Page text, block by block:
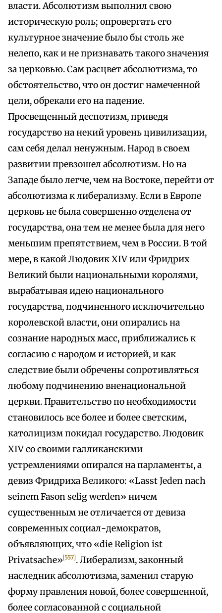
власти. Абсолютизм выполнил свою
историческую роль; опровергать его
культурное значение было бы столь же
нелепо, как и не признавать такого значения
за церковью. Сам расцвет абсолютизма, то
обстоятельство, что он достиг намеченной
цели, обрекали его на падение.
Просвещенный деспотизм, приведя
государство на некий уровень цивилизации,
сам себя делал ненужным. Народ в своем
развитии превзошел абсолютизм. Но на
Западе было легче, чем на Востоке, перейти от
абсолютизма к либерализму. Если в Европе
церковь не была совершенно отделена от
государства, она тем не менее была для него
меньшим препятствием, чем в России. В той
мере, в какой Людовик ХIV или Фридрих
Великий были национальными королями,
вырабатывая идею национального
государства, подчиненного исключительно
королевской власти, они опирались на
сознание народных масс, приближались к
согласию с народом и историей, и как
следствие были обречены сопротивляться
любому подчинению вненациональной
церкви. Правительство по необходимости
становилось все более и более светским,
католицизм покидал государство. Людовик
XIV со своими галликанскими
устремлениями опирался на парламенты, а
девиз Фридриха Великого: «Lasst Jeden nach
seinem Fason selig werden» ничем
существенным не отличается от девиза
современных социал-демократов,
объявляющих, что «die Religion ist
Privatsache»[557]. Либерализм, законный
наследник абсолютизма, заменил старую
форму правления новой, более совершенной,
более согласованной с социальной